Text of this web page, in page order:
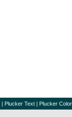
| Plucker Text | Plucker Color